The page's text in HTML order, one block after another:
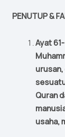
PENUTUP &
Ayat
Quran
usaha,